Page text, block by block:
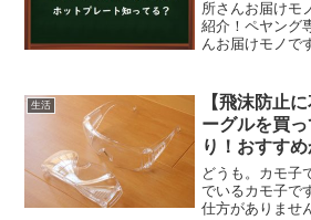
所さんお届けモ
紹介！ペヤング
んお届けモノで
ご本人もこちら
ですよ☆「ペヤ
生活
【飛沫防止
ーグルを買
り！おすすめ
どうも。カモ子
でいるカモ子で
仕方がありませ